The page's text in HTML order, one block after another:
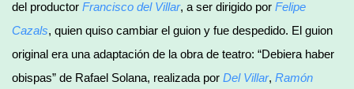
del productor Francisco del Villar, a ser dirigido por Felipe
Cazals, quien quiso cambiar el guion y fue despedido. El guion
original era una adaptación de la obra de teatro: “Debiera haber
obispas” de Rafael Solana, realizada por Del Villar, Ramón